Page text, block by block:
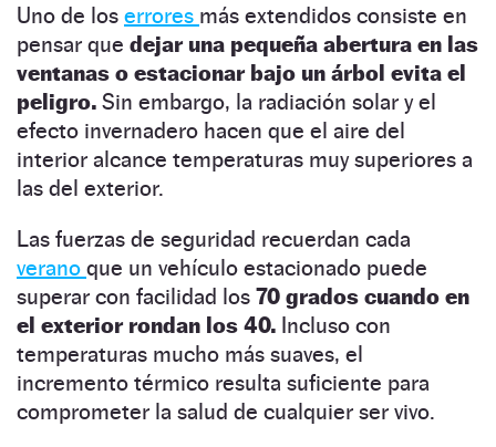
Uno de los errores más extendidos consiste en
pensar que dejar una pequeña abertura en las
ventanas o estacionar bajo un árbol evita el
peligro. Sin embargo, la radiación solar y el
efecto invernadero hacen que el aire del
interior alcance temperaturas muy superiores a
las del exterior.
Las fuerzas de seguridad recuerdan cada
verano que un vehículo estacionado puede
superar con facilidad los 70 grados cuando en
el exterior rondan los 40. Incluso con
temperaturas mucho más suaves, el
incremento térmico resulta suficiente para
comprometer la salud de cualquier ser vivo.